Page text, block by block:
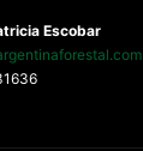
Escobar